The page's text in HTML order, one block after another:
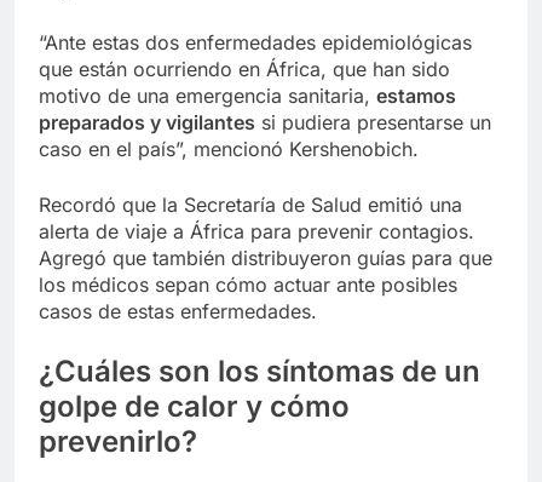
“Ante estas dos enfermedades epidemiológicas
que están ocurriendo en África, que han sido
motivo de una emergencia sanitaria, estamos
preparados y vigilantes si pudiera presentarse un
caso en el país”, mencionó Kershenobich.
Recordó que la Secretaría de Salud emitió una
alerta de viaje a África para prevenir contagios.
Agregó que también distribuyeron guías para que
los médicos sepan cómo actuar ante posibles
casos de estas enfermedades.
¿Cuáles son los síntomas de un
golpe de calor y cómo
prevenirlo?